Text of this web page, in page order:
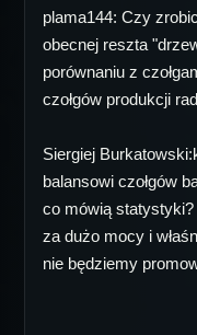
plama144: Czy
obecnej reszta
porównaniu z
czołgów produkcji
Siergiej
balansowi czołgów
co mówią
za dużo mocy i
nie będziemy